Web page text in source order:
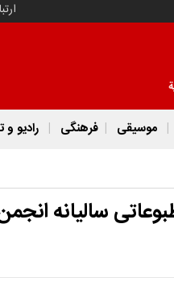
موسیقی فرهنگی رادیو و
سالیانه